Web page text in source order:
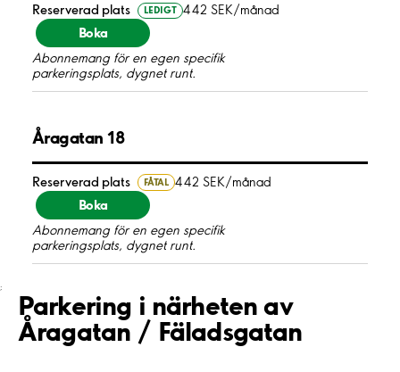
Reserverad plats LEDIGT 442 SEK/månad
Boka
Abonnemang för en egen specifik
parkeringsplats, dygnet runt.
Åragatan 18
Reserverad plats FÅTAL 442 SEK/månad
Boka
Abonnemang för en egen specifik
parkeringsplats, dygnet runt.
;
Parkering i närheten av
Åragatan / Fäladsgatan